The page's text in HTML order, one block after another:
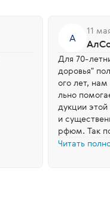
А
11
Для 70-
доровья"
ого лет,
льно
дукции
и
рфюм. Так
екоторые
Читать